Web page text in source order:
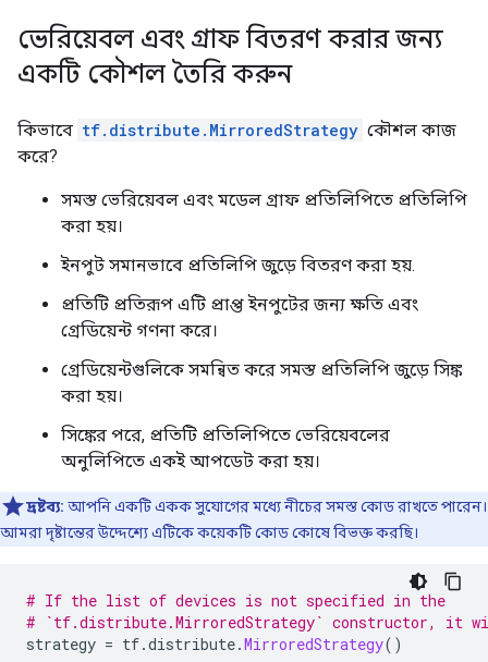
ভেরিয়েবল এবং গ্রাফ বিতরণ করার জন্য
একটি কৌশল তৈরি করুন
কিভাবে tf.distribute.MirroredStrategy কৌশল কাজ
করে?
সমস্ত ভেরিয়েবল এবং মডেল গ্রাফ প্রতিলিপিতে প্রতিলিপি
করা হয়।
ইনপুট সমানভাবে প্রতিলিপি জুড়ে বিতরণ করা হয়.
প্রতিটি প্রতিরূপ এটি প্রাপ্ত ইনপুটের জন্য ক্ষতি এবং
গ্রেডিয়েন্ট গণনা করে।
গ্রেডিয়েন্টগুলিকে সমন্বিত করে সমস্ত প্রতিলিপি জুড়ে সিঙ্ক
করা হয়।
সিঙ্কের পরে, প্রতিটি প্রতিলিপিতে ভেরিয়েবলের
অনুলিপিতে একই আপডেট করা হয়।
দ্রষ্টব্য: আপনি একটি একক সুযোগের মধ্যে নীচের সমস্ত কোড রাখতে পারেন।
আমরা দৃষ্টান্তের উদ্দেশ্যে এটিকে কয়েকটি কোড কোষে বিভক্ত করছি।
# If the list of devices is not specified in the
# `tf.distribute.MirroredStrategy` constructor, it
strategy = tf.distribute.MirroredStrategy()